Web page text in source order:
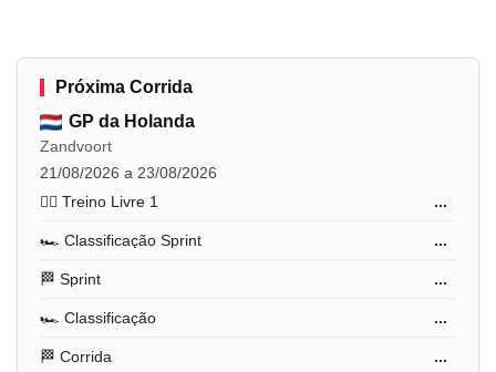
Próxima Corrida
GP da Holanda
Zandvoort
21/08/2026 a 23/08/2026
🏋️‍♂️ Treino Livre 1
...
🏎️ Classificação Sprint ...
🏁 Sprint ...
🏎️ Classificação ...
🏁 Corrida ...